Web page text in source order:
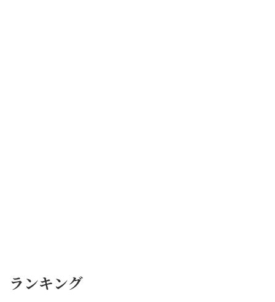
ランキング